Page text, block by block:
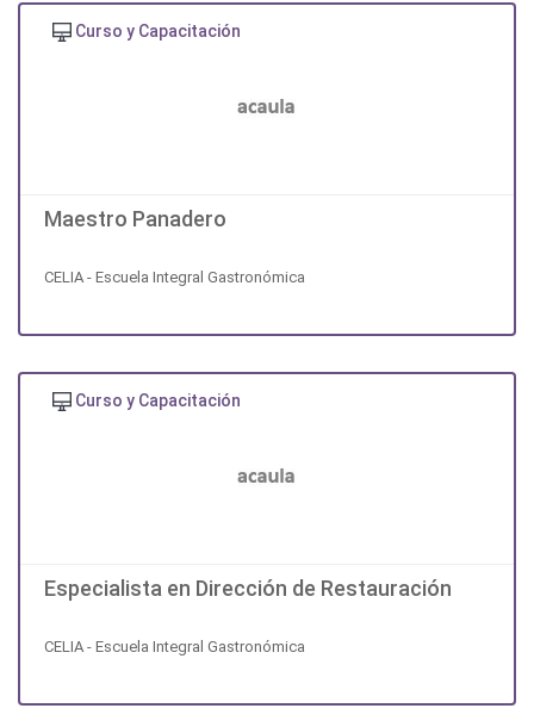
Maestro Panadero
CELIA - Escuela Integral Gastronómica
Curso y Capacitación
Especialista en Dirección de Restauración
CELIA - Escuela Integral Gastronómica
Curso y Capacitación